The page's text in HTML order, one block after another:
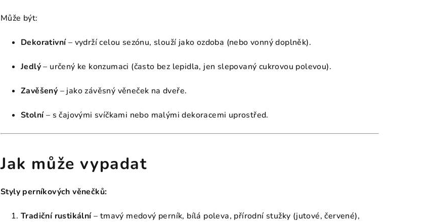
Může být:
Dekorativní– vydrží celou sezónu, slouží jako ozdoba (nebo vonný doplněk).
Jedlý– určený ke konzumaci (často bez lepidla, jen slepovaný cukrovou polevou).
Zavěšený – jako závěsný věneček na dveře.
Stolní– s čajovými svíčkami nebo malými dekoracemi uprostřed.
Jak může vypadat
Styly perníkových věnečků:
Tradiční rustikální– tmavý medový perník, bílá poleva, přírodní stužky (jutové, červené),